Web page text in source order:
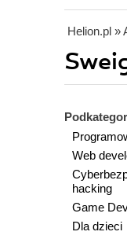
Helion.pl »
Web
hacking
Game
Dla dzieci